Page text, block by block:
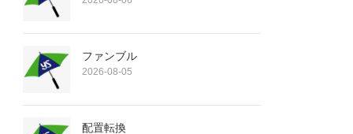
ファンブル
2026-08-05
配置転換